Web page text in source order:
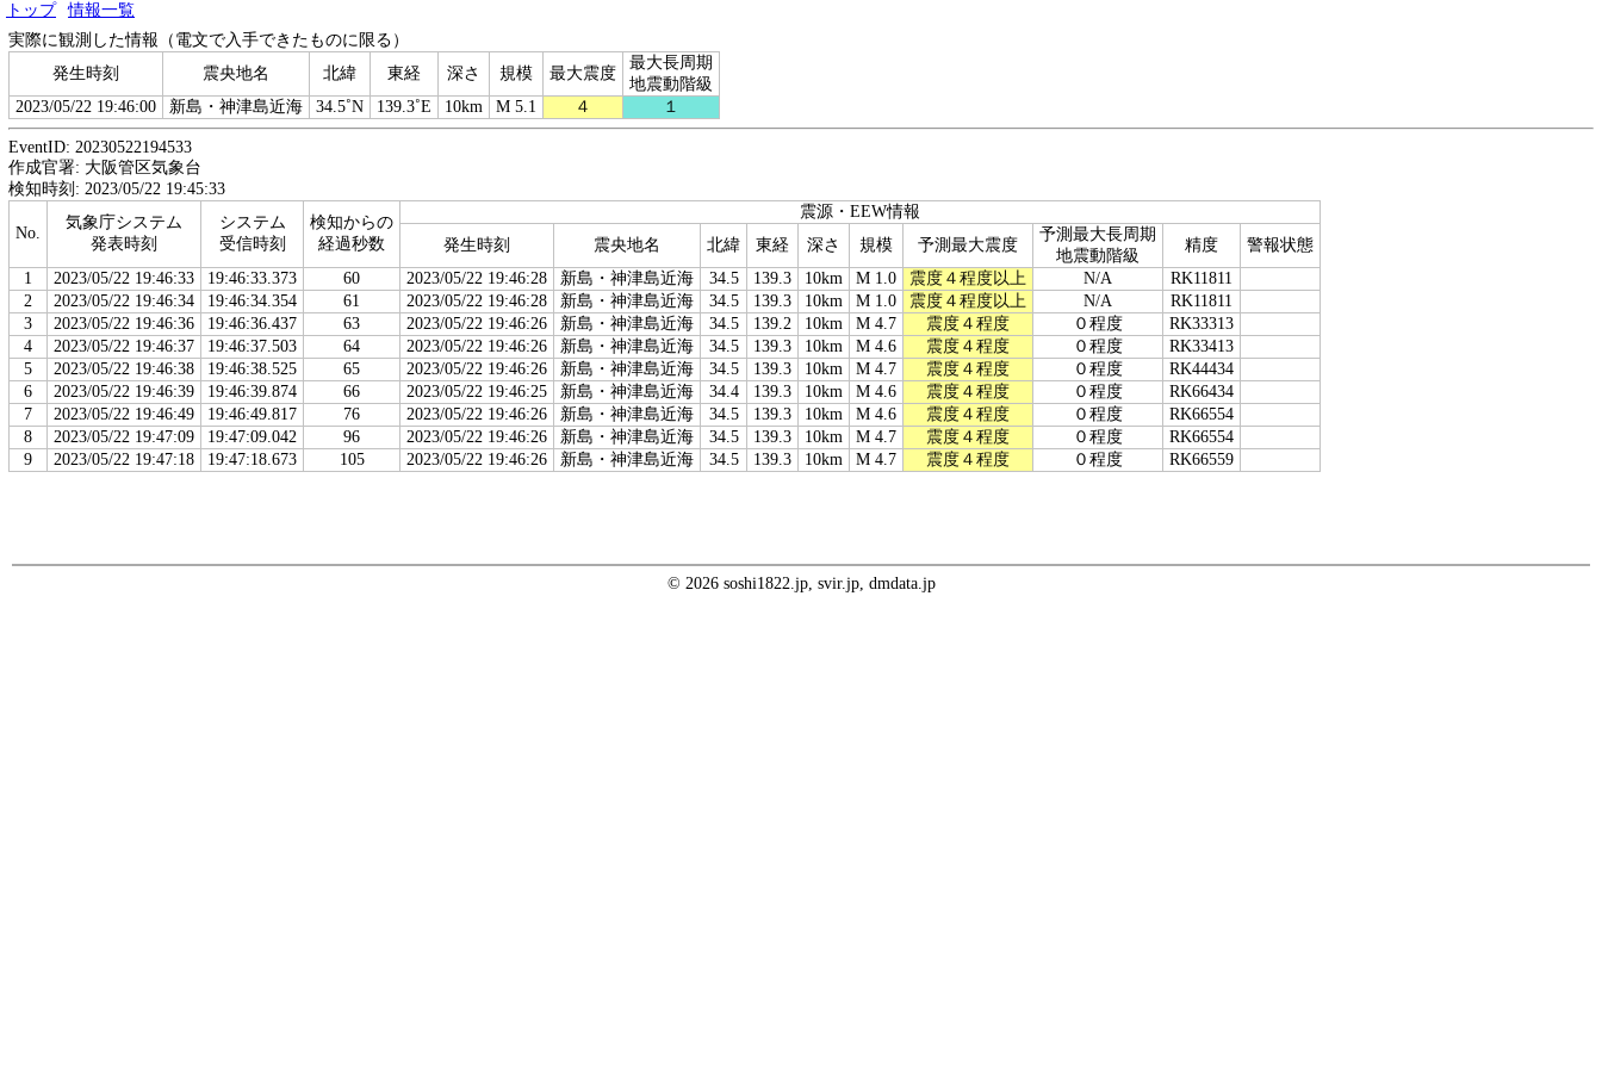
トップ
情報一覧
実際に観測した情報（電文で入手できたものに限る）
発生時刻
震央地名 北緯 東経 深さ 規模 最大震度
最大長周期
地震動階級
2023/05/22 19:46:00
新島・神津島近海 34.5˚N 139.3˚E 10km M 5.1 ４ １
EventID: 20230522194533
作成官署: 大阪管区気象台
検知時刻: 2023/05/22 19:45:33
No.
気象庁システム
発表時刻
システム
受信時刻
検知からの
経過秒数
震源・EEW情報
発生時刻
震央地名 北緯 東経 深さ 規模 予測最大震度
予測最大長周期
地震動階級
精度
警報状態
1
2023/05/22 19:46:33 19:46:33.373 60 2023/05/22 19:46:28 新島・神津島近海 34.5 139.3 10km M 1.0 震度４程度以上 N/A
RK11811
2
2023/05/22 19:46:34 19:46:34.354 61 2023/05/22 19:46:28 新島・神津島近海 34.5 139.3 10km M 1.0 震度４程度以上 N/A
RK11811
3
2023/05/22 19:46:36 19:46:36.437 63 2023/05/22 19:46:26 新島・神津島近海 34.5 139.2 10km M 4.7 震度４程度 ０程度
RK33313
4
2023/05/22 19:46:37 19:46:37.503 64 2023/05/22 19:46:26 新島・神津島近海 34.5 139.3 10km M 4.6 震度４程度 ０程度
RK33413
5
2023/05/22 19:46:38 19:46:38.525 65 2023/05/22 19:46:26 新島・神津島近海 34.5 139.3 10km M 4.7 震度４程度 ０程度
RK44434
6
2023/05/22 19:46:39 19:46:39.874 66 2023/05/22 19:46:25 新島・神津島近海 34.4 139.3 10km M 4.6 震度４程度 ０程度
RK66434
7
2023/05/22 19:46:49 19:46:49.817 76 2023/05/22 19:46:26 新島・神津島近海 34.5 139.3 10km M 4.6 震度４程度 ０程度
RK66554
8
2023/05/22 19:47:09 19:47:09.042 96 2023/05/22 19:46:26 新島・神津島近海 34.5 139.3 10km M 4.7 震度４程度 ０程度
RK66554
9
2023/05/22 19:47:18 19:47:18.673 105 2023/05/22 19:46:26 新島・神津島近海 34.5 139.3 10km M 4.7 震度４程度 ０程度 RK66559
© 2026 soshi1822.jp, svir.jp, dmdata.jp